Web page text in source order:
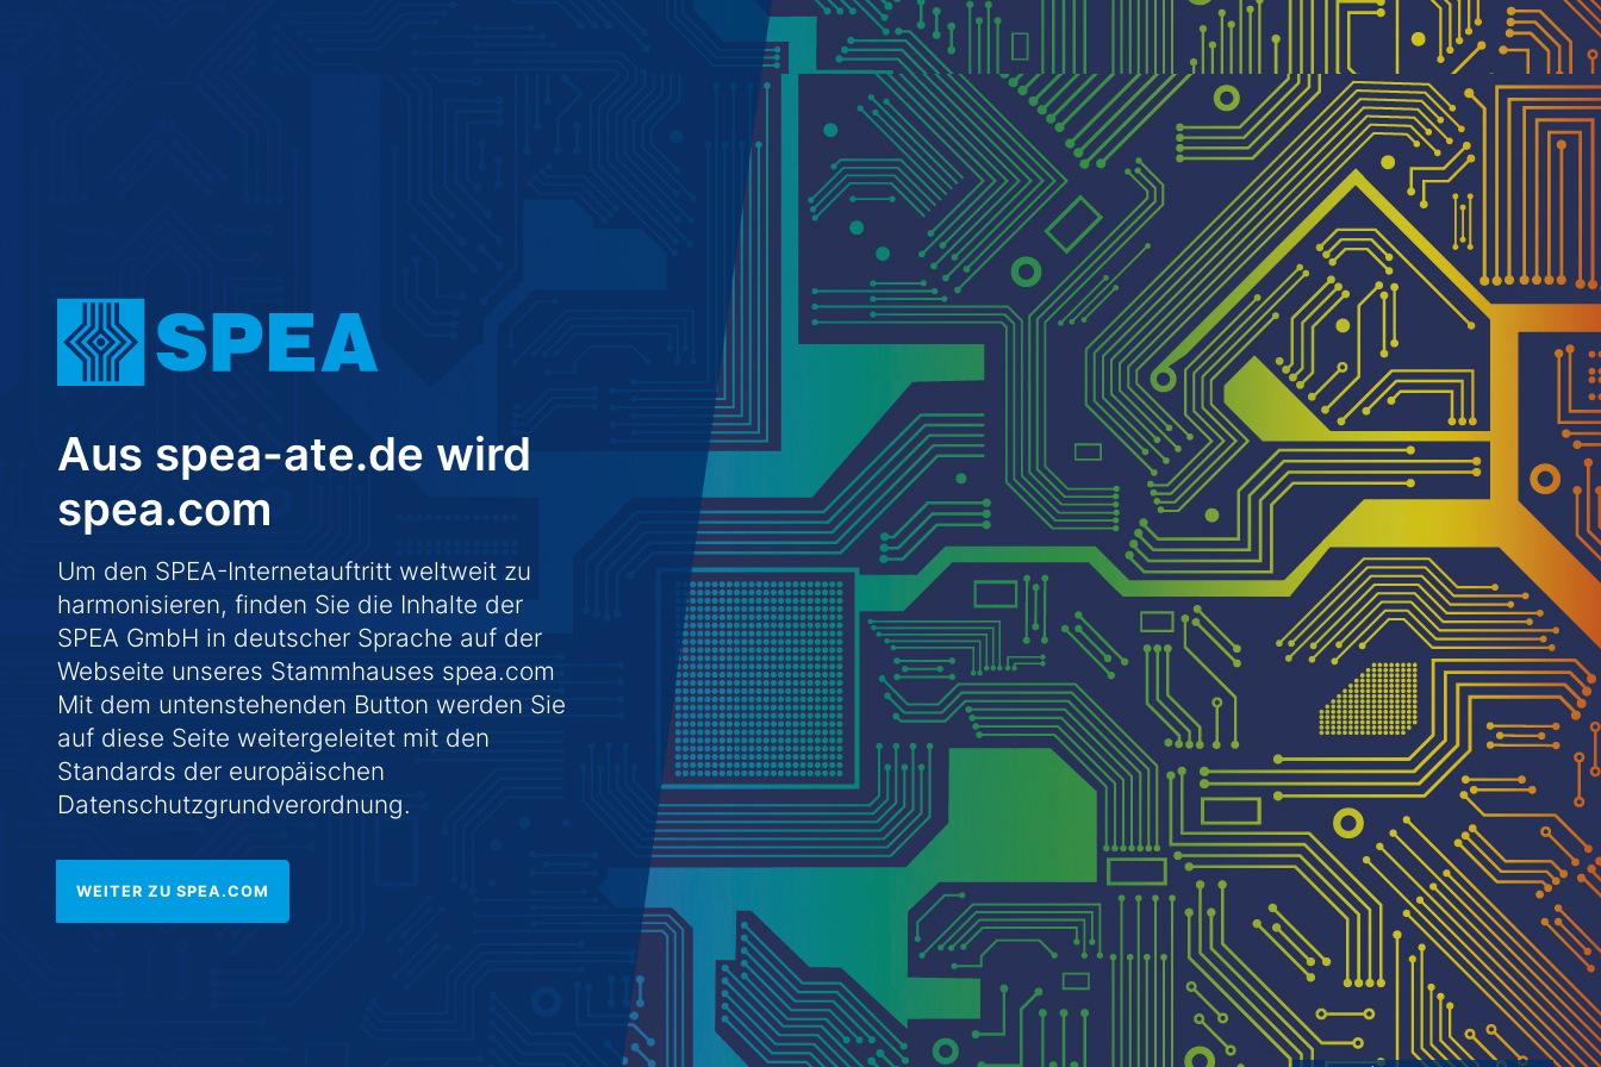
Aus spea-ate.de wird
spea.com
Um den SPEA-Internetauftritt weltweit zu
harmonisieren, finden Sie die Inhalte der
SPEA GmbH in deutscher Sprache auf der
Webseite unseres Stammhauses spea.com
Mit dem untenstehenden Button werden Sie
auf diese Seite weitergeleitet mit den
Standards der europäischen
Datenschutzgrundverordnung.
WEITER ZU SPEA.COM